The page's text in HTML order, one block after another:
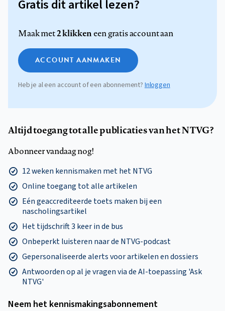
Gratis dit artikel lezen?
Maak met2 klikkeneen gratis account aan
ACCOUNT AANMAKEN
Heb je al een account of een abonnement? Inloggen
Altijd toegang tot alle publicaties van het NTVG?
Abonneer vandaag nog!
12 weken kennismaken met het NTVG
Online toegang tot alle artikelen
Eén geaccrediteerde toets maken bij een
nascholingsartikel
Het tijdschrift 3 keer in de bus
Onbeperkt luisteren naar de NTVG-podcast
Gepersonaliseerde alerts voor artikelen en dossiers
Antwoorden op al je vragen via de AI-toepassing 'Ask
NTVG'
Neem het kennismakings­abonnement